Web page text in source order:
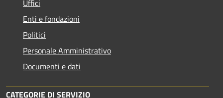
Uffici
Enti e fondazioni
Politici
Personale Amministrativo
Documenti e dati
CATEGORIE DI SERVIZIO